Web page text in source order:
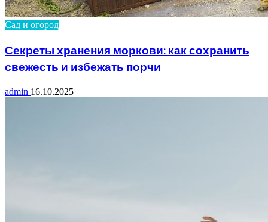
Сад и огород
Секреты хранения моркови: как сохранить
свежесть и избежать порчи
admin 16.10.2025